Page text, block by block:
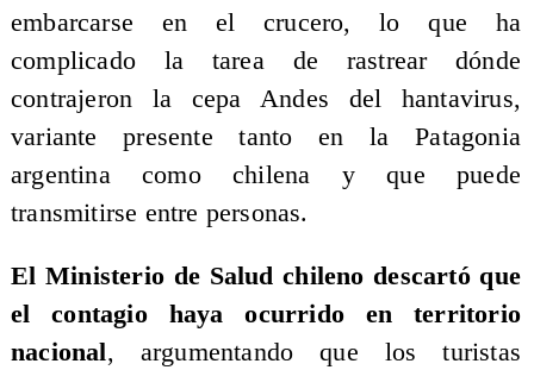
embarcarse en el crucero, lo que ha
complicado la tarea de rastrear dónde
contrajeron la cepa Andes del hantavirus,
variante presente tanto en la Patagonia
argentina como chilena y que puede
transmitirse entre personas.
El Ministerio de Salud chileno descartó que
el contagio haya ocurrido en territorio
nacional, argumentando que los turistas